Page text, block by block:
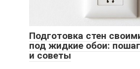
Подготовка стен
под жидкие обои:
и советы